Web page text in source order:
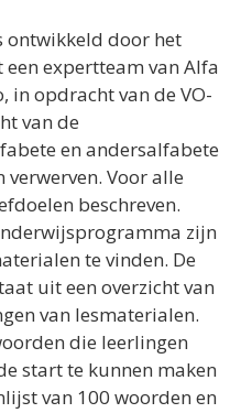
ontwikkeld door het
expertteam van Alfa
in opdracht van de VO-
van de
en andersalfabete
verwerven. Voor alle
beschreven.
zijn
te vinden. De
uit een overzicht van
van lesmaterialen.
die leerlingen
start te kunnen maken
van 100 woorden en